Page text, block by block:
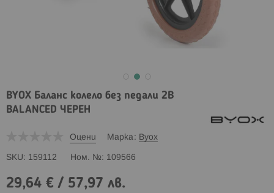
BYOX Баланс колело без педали 2B
BALANCED ЧЕРЕН
Оцени Марка Byox
SKU 159112 Ном. № 109566
29,64 € / 57,97 лв.